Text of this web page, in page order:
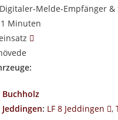
Digitaler-Melde-Empfänger &
Minuten
: LF 8 Jeddingen ,